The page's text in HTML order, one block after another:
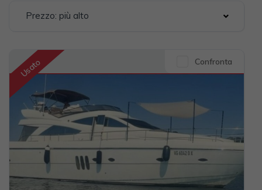
Prezzo: più alto
Usato Confronta